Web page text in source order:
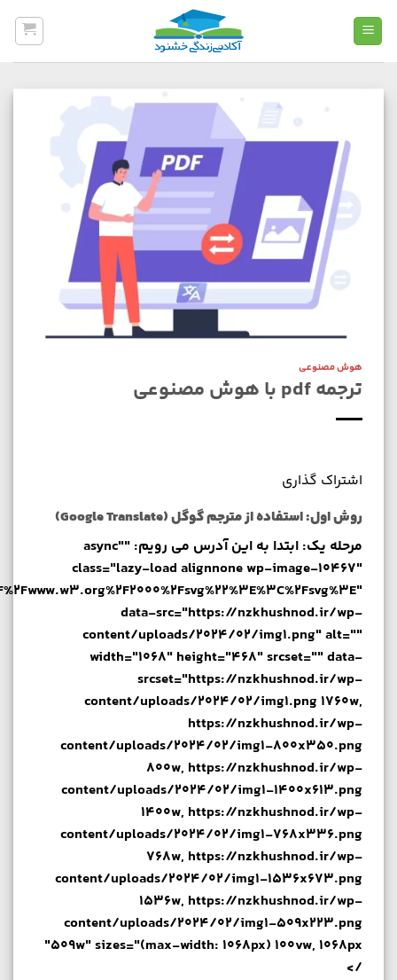
هوش مصنوعی
ترجمه pdf با هوش مصنوعی
اشتراک گذاری
روش اول: استفاده از مترجم گوگل (Google Translate)
مرحله یک: ابتدا به این آدرس می رویم: "async"
class="lazy-load alignnone wp-image-10467"
data-src="https://nzkhushnod.ir/wp-
content/uploads/2024/02/img1.png" alt=""
width="1068" height="468" srcset="" data-
srcset="https://nzkhushnod.ir/wp-
content/uploads/2024/02/img1.png 1760w,
https://nzkhushnod.ir/wp-
content/uploads/2024/02/img1-800x350.png
800w, https://nzkhushnod.ir/wp-
content/uploads/2024/02/img1-1400x613.png
1400w, https://nzkhushnod.ir/wp-
content/uploads/2024/02/img1-768x336.png
768w, https://nzkhushnod.ir/wp-
content/uploads/2024/02/img1-1536x673.png
1536w, https://nzkhushnod.ir/wp-
content/uploads/2024/02/img1-509x223.png
509w" sizes="(max-width: 1068px) 100vw, 1068px"
/>